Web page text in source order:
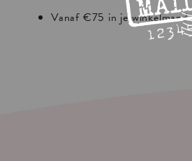
Vanaf €75 in je winkelmand.